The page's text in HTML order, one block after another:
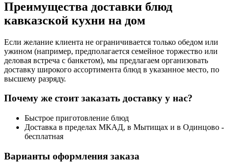
Преимущества доставки блюд
кавказской кухни на дом
Если желание клиента не ограничивается только обедом или
ужином (например, предполагается семейное торжество или
деловая встреча с банкетом), мы предлагаем организовать
доставку широкого ассортимента блюд в указанное место, по
высшему разряду.
Почему же стоит заказать доставку у нас?
Быстрое приготовление блюд
Доставка в пределах МКАД, в Мытищах и в Одинцово -
бесплатная
Варианты оформления заказа